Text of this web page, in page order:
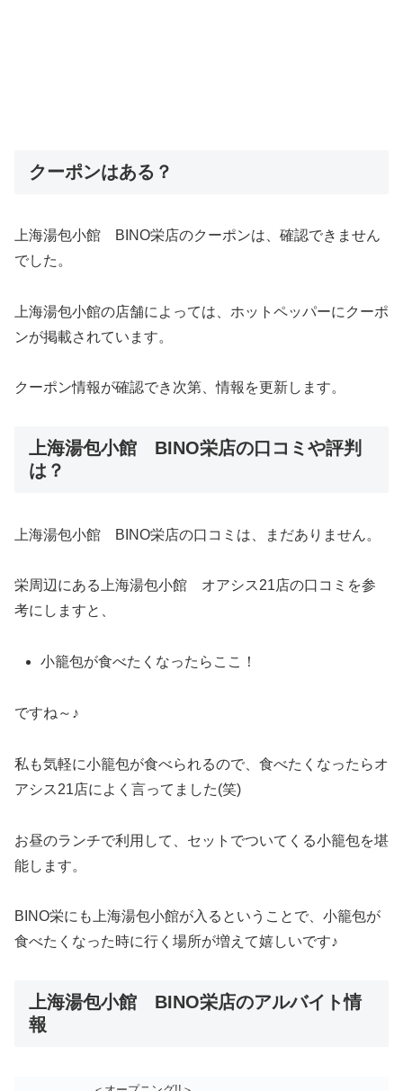
クーポンはある？
上海湯包小館 BINO栄店のクーポンは、確認できません
でした。
上海湯包小館の店舗によっては、ホットペッパーにクーポ
ンが掲載されています。
クーポン情報が確認でき次第、情報を更新します。
上海湯包小館 BINO栄店の口コミや評判
は？
上海湯包小館 BINO栄店の口コミは、まだありません。
栄周辺にある上海湯包小館 オアシス21店の口コミを参
考にしますと、
小籠包が食べたくなったらここ！
ですね～♪
私も気軽に小籠包が食べられるので、食べたくなったらオ
アシス21店によく言ってました(笑)
お昼のランチで利用して、セットでついてくる小籠包を堪
能します。
BINO栄にも上海湯包小館が入るということで、小籠包が
食べたくなった時に行く場所が増えて嬉しいです♪
上海湯包小館 BINO栄店のアルバイト情
報